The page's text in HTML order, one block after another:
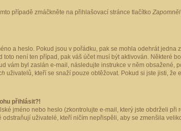
případě zmáčkněte na přihlašovací stránce tlačítko
a heslo. Pokud jsou v pořádku, pak se mohla odehrát
není ten případ, pak váš účet musí být aktivován.
vám byl zaslán e-mail, následujte instrukce v něm
uživatelů, kteří se snaží pouze obtěžovat. Pokud si jste jisti,
přihlásit?!
jméno nebo heslo (zkontrolujte e-mail, který jste obdrželi
uživatelé, kteří ničím nepřispěli, aby se zmenšila